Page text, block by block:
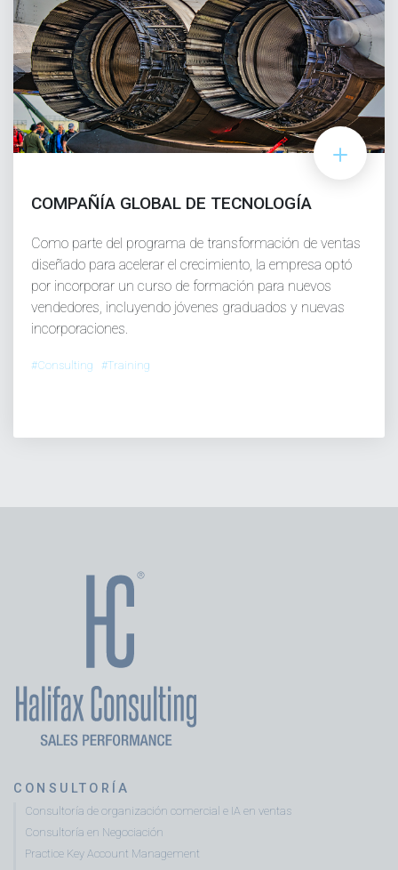
COMPAÑÍA GLOBAL DE TECNOLOGÍA
Como parte del programa de transformación de ventas
diseñado para acelerar el crecimiento, la empresa optó
por incorporar un curso de formación para nuevos
vendedores, incluyendo jóvenes graduados y nuevas
incorporaciones.
#Consulting #Training
CONSULTORÍA
Consultoría de organización comercial e IA en ventas
Consultoría en Negociación
Practice Key Account Management